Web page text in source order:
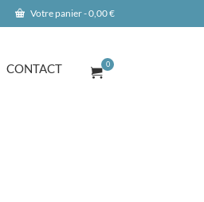
Votre panier-0,00€
CONTACT 0